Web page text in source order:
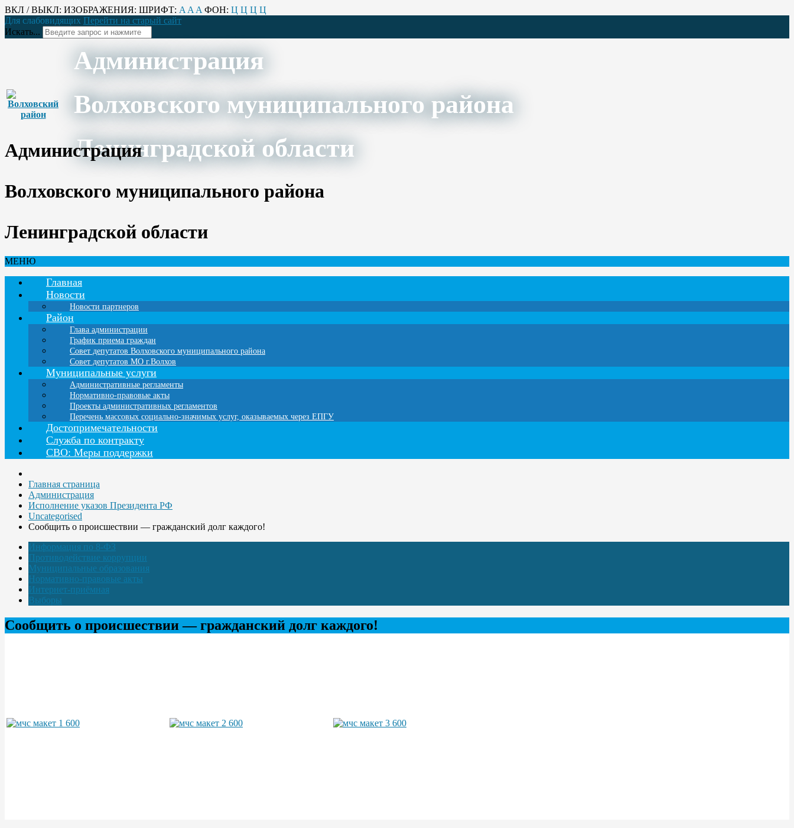
ВКЛ / ВЫКЛ: ИЗОБРАЖЕНИЯ: ШРИФТ: A A A ФОН: Ц Ц Ц Ц
Для слабовидящих Перейти на старый сайт
Искать...
Администрация
Волховского муниципального района
Ленинградской области
Администрация
Волховского муниципального района
Ленинградской области
МЕНЮ
Главная
Новости
Новости партнеров
Район
Глава администрации
График приема граждан
Совет депутатов Волховского муниципального района
Совет депутатов МО г.Волхов
Муниципальные услуги
Административные регламенты
Нормативно-правовые акты
Проекты административных регламентов
Перечень массовых социально-значимых услуг, оказываемых через ЕПГУ
Достопримечательности
Служба по контракту
СВО: Меры поддержки
Главная страница
Администрация
Исполнение указов Президента РФ
Uncategorised
Сообщить о происшествии — гражданский долг каждого!
Информация по 8-ФЗ
Противодействие коррупции
Муниципальные образования
Нормативно-правовые акты
Интернет-приёмная
Выборы
Сообщить о происшествии — гражданский долг каждого!